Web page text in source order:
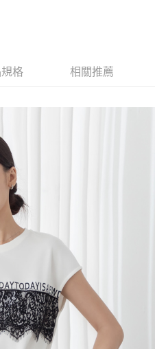
運費
運費
運費
格 相關推薦